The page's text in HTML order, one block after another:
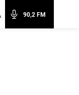
90,2 FM